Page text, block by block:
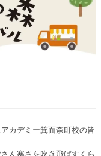
カデミー箕面森町校の皆
ん寒さを吹き飛ばすくら